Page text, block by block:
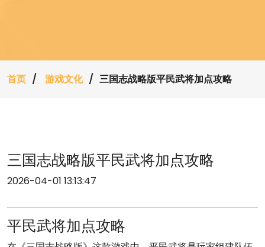
首页 游戏文化 三国志战略版平民武将加点攻略
三国志战略版平民武将加点攻略
2026-04-01 13:13:47
平民武将加点攻略